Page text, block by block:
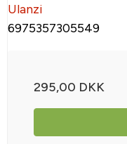
Ulanzi
6975357305549
295,00 DKK